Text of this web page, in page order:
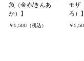
魚（金赤/きんあ
か）】
￥5,500（税込）
モザ
ろ）】
￥